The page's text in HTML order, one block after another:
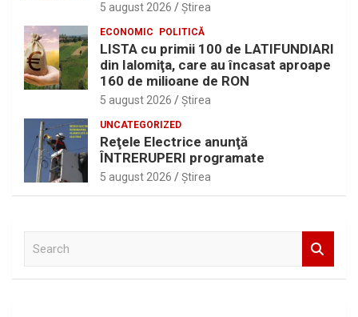
5 august 2026 Ştirea
ECONOMIC POLITICĂ
LISTA cu primii 100 de LATIFUNDIARI
din Ialomiţa, care au încasat aproape
160 de milioane de RON
5 august 2026 Ştirea
UNCATEGORIZED
Reţele Electrice anunţă
ÎNTRERUPERI programate
5 august 2026 Ştirea